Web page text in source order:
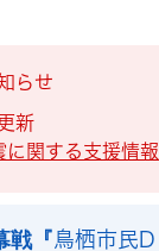
らせ
新
関する支援情報
戦『鳥栖市民D